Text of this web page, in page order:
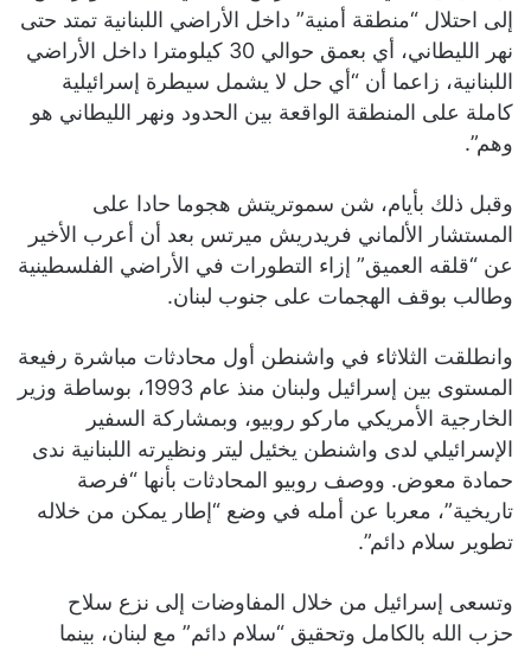
إلى احتلال “منطقة أمنية” داخل الأراضي اللبنانية تمتد حتى
نهر الليطاني، أي بعمق حوالي 30 كيلومترا داخل الأراضي
اللبنانية، زاعما أن “أي حل لا يشمل سيطرة إسرائيلية
كاملة على المنطقة الواقعة بين الحدود ونهر الليطاني هو
وهم”.
وقبل ذلك بأيام، شن سموتريتش هجوما حادا على
المستشار الألماني فريدريش ميرتس بعد أن أعرب الأخير
عن “قلقه العميق” إزاء التطورات في الأراضي الفلسطينية
وطالب بوقف الهجمات على جنوب لبنان.
وانطلقت الثلاثاء في واشنطن أول محادثات مباشرة رفيعة
المستوى بين إسرائيل ولبنان منذ عام 1993، بوساطة وزير
الخارجية الأمريكي ماركو روبيو، وبمشاركة السفير
الإسرائيلي لدى واشنطن يخئيل ليتر ونظيرته اللبنانية ندى
حمادة معوض. ووصف روبيو المحادثات بأنها “فرصة
تاريخية”، معربا عن أمله في وضع “إطار يمكن من خلاله
تطوير سلام دائم”.
وتسعى إسرائيل من خلال المفاوضات إلى نزع سلاح
حزب الله بالكامل وتحقيق “سلام دائم” مع لبنان، بينما